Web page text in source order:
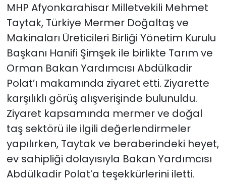
MHP Afyonkarahisar Milletvekili Mehmet
Taytak, Türkiye Mermer Doğaltaş ve
Makinaları Üreticileri Birliği Yönetim Kurulu
Başkanı Hanifi Şimşek ile birlikte Tarım ve
Orman Bakan Yardımcısı Abdülkadir
Polat’ı makamında ziyaret etti. Ziyarette
karşılıklı görüş alışverişinde bulunuldu.
Ziyaret kapsamında mermer ve doğal
taş sektörü ile ilgili değerlendirmeler
yapılırken, Taytak ve beraberindeki heyet,
ev sahipliği dolayısıyla Bakan Yardımcısı
Abdülkadir Polat’a teşekkürlerini iletti.